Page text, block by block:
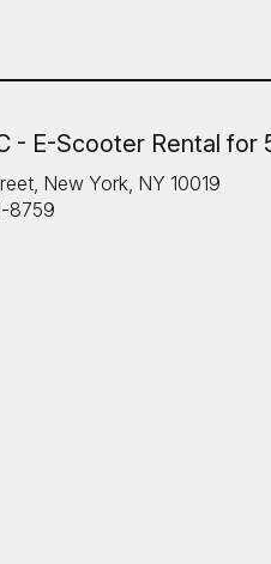
- E-Scooter Rental for
New York, NY 10019
8759